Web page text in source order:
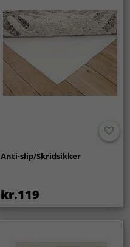
Anti-slip/Skridsikker
kr.119